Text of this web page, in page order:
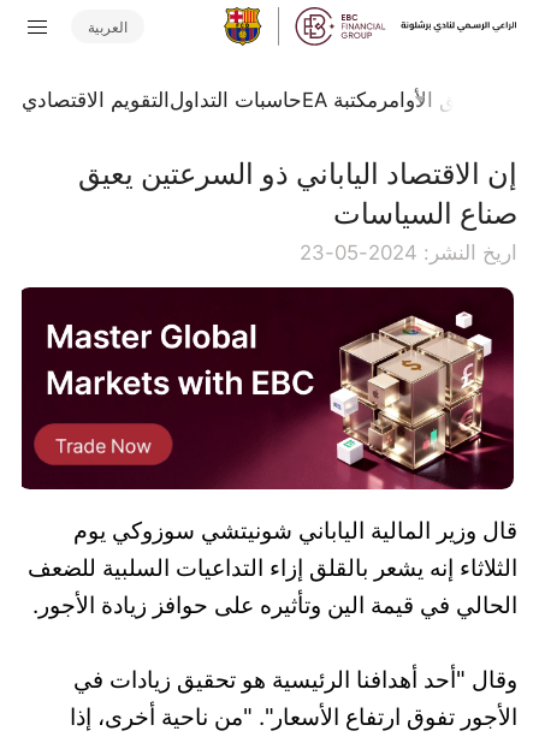
العربية
تدفق الأوامر مكتبة EA حاسبات التداولالتقويم الاقتصادي
إن الاقتصاد الياباني ذو السرعتين يعيق
صناع السياسات
اريخ النشر: 2024-05-23
قال وزير المالية الياباني شونيتشي سوزوكي يوم
الثلاثاء إنه يشعر بالقلق إزاء التداعيات السلبية للضعف
الحالي في قيمة الين وتأثيره على حوافز زيادة الأجور.
وقال "أحد أهدافنا الرئيسية هو تحقيق زيادات في
الأجور تفوق ارتفاع الأسعار". "من ناحية أخرى، إذا